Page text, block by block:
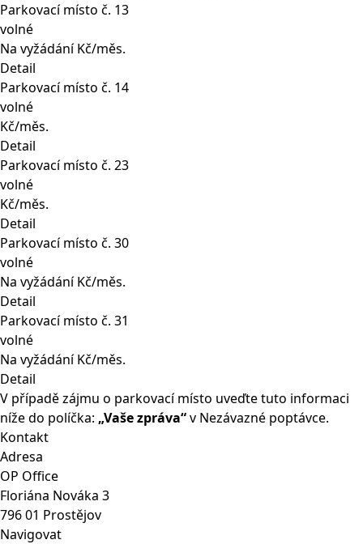
Parkovací místo č. 13
volné
Na vyžádání Kč/měs.
Detail
Parkovací místo č. 14
volné
Kč/měs.
Detail
Parkovací místo č. 23
volné
Kč/měs.
Detail
Parkovací místo č. 30
volné
Na vyžádání Kč/měs.
Detail
Parkovací místo č. 31
volné
Na vyžádání Kč/měs.
Detail
V případě zájmu o parkovací místo uveďte tuto informaci
níže do políčka: „Vaše zpráva“v Nezávazné poptávce.
Kontakt
Adresa
OP Office
Floriána Nováka 3
796 01 Prostějov
Navigovat